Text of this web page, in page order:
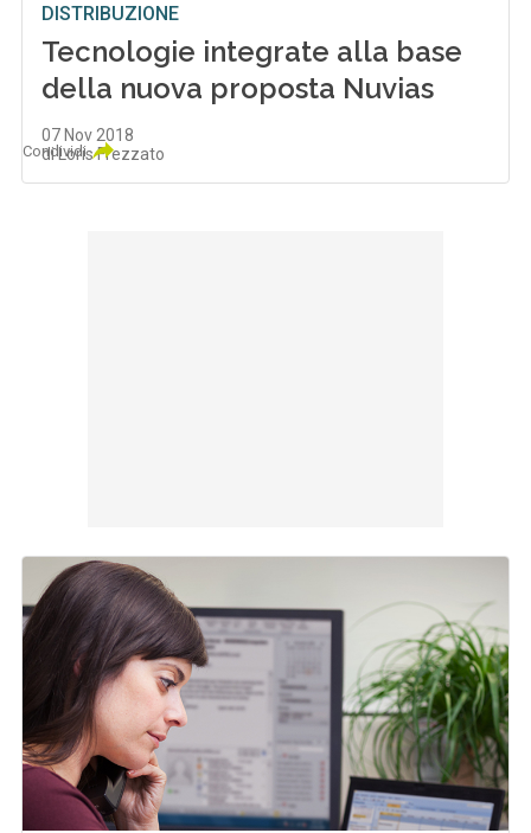
DISTRIBUZIONE
Tecnologie integrate alla base
della nuova proposta Nuvias
07 Nov 2018
di Loris Frezzato
Condividi